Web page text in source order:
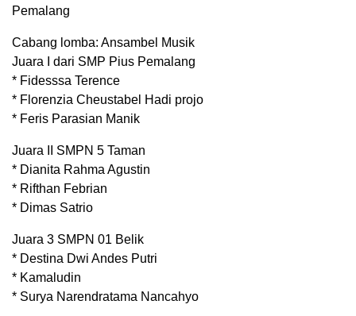
Pemalang
Cabang lomba: Ansambel Musik
Juara I dari SMP Pius Pemalang
* Fidesssa Terence
* Florenzia Cheustabel Hadi projo
* Feris Parasian Manik
Juara II SMPN 5 Taman
* Dianita Rahma Agustin
* Rifthan Febrian
* Dimas Satrio
Juara 3 SMPN 01 Belik
* Destina Dwi Andes Putri
* Kamaludin
* Surya Narendratama Nancahyo